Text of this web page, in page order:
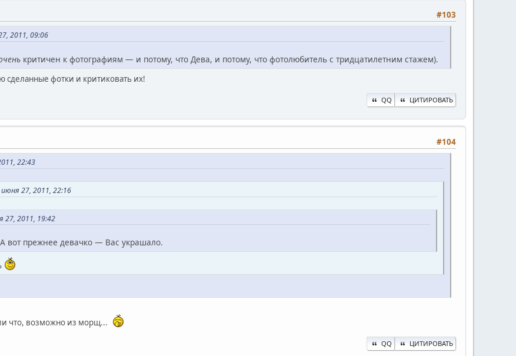
#103
2011, 09:06
критичен к фотографиям — и потому, что Дева, и потому, что фотолюбитель с тридцатилетним стажем).
сделанные фотки и критиковать их!
QQ ЦИТИРОВАТЬ
#104
22:43
27, 2011, 22:16
2011, 19:42
вот прежнее девачко — Вас украшало.
что, возможно из морщ...
QQ ЦИТИРОВАТЬ